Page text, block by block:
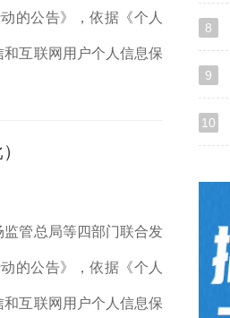
的公告》，依据《个人
互联网用户个人信息保
管总局等四部门联合发
的公告》，依据《个人
互联网用户个人信息保
8
9
10